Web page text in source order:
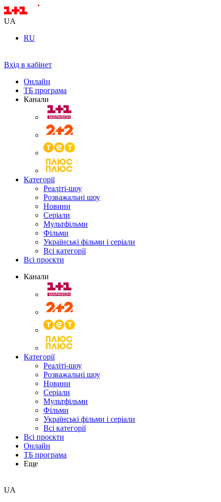
UA
RU
Вхід в кабінет
Онлайн
ТБ програма
Канали
Категорії
Реаліті-шоу
Розважальні шоу
Новини
Серіали
Мультфільми
Фільми
Українські фільми і серіали
Всі категорії
Всі проєкти
Канали
Категорії
Реаліті-шоу
Розважальні шоу
Новини
Серіали
Мультфільми
Фільми
Українські фільми і серіали
Всі категорії
Всі проєкти
Онлайн
ТБ програма
Еще
UA